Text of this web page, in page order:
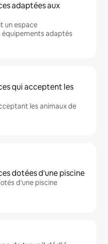
adaptées aux
un espace
adaptés
qui acceptent les
les animaux de
dotées d'une piscine
d'une piscine